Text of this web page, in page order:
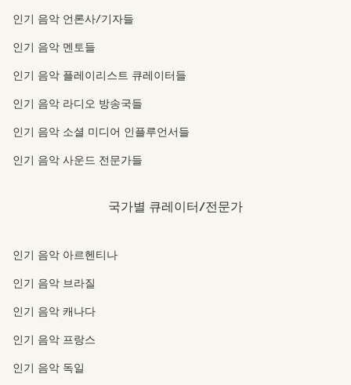
인기 음악 언론사/기자들
인기 음악 멘토들
인기 음악 플레이리스트 큐레이터들
인기 음악 라디오 방송국들
인기 음악 소셜 미디어 인플루언서들
인기 음악 사운드 전문가들
국가별 큐레이터/전문가
인기 음악 아르헨티나
인기 음악 브라질
인기 음악 캐나다
인기 음악 프랑스
인기 음악 독일